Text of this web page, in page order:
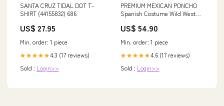
SANTA CRUZ TIDAL DOT T-
SHIRT (44155832) 686
US$ 27.95
Min. order: 1 piece
★★★★★4.3 (17 reviews)
Sold : Login>>
PREMIUM MEXICAN PONCHO
Spanish Costume Wild West
massagers
US$ 54.90
Min. order: 1 piece
★★★★★4.6 (17 reviews)
Sold : Login>>